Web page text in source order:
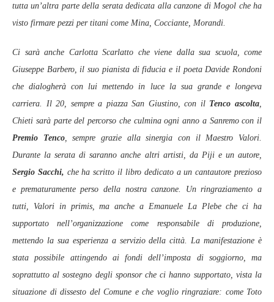
tutta un’altra parte della serata dedicata alla canzone di Mogol che ha
visto firmare pezzi per titani come Mina, Cocciante, Morandi.
Ci sarà anche Carlotta Scarlatto che viene dalla sua scuola, come
Giuseppe Barbero, il suo pianista di fiducia e il poeta Davide Rondoni
che dialogherà con lui mettendo in luce la sua grande e longeva
carriera. Il 20, sempre a piazza San Giustino, con il Tenco ascolta
Chieti sarà parte del percorso che culmina ogni anno a Sanremo con il
Premio Tenco, sempre grazie alla sinergia con il Maestro Valori.
Durante la serata di saranno anche altri artisti, da Piji e un autore,
Sergio Sacchi, che ha scritto il libro dedicato a un cantautore prezioso
e prematuramente perso della nostra canzone. Un ringraziamento a
tutti, Valori in primis, ma anche a Emanuele La Plebe che ci ha
supportato nell’organizzazione come responsabile di produzione,
mettendo la sua esperienza a servizio della città. La manifestazione è
stata possibile attingendo ai fondi dell’imposta di soggiorno, ma
soprattutto al sostegno degli sponsor che ci hanno supportato, vista la
situazione di dissesto del Comune e che voglio ringraziare: come Toto